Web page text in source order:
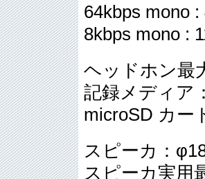
64kbps mono :
8kbps mono :
ヘッドホン最
記録メディア
microSD カー
スピーカ：
スピーカ実用